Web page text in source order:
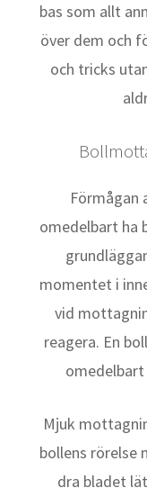
bas som allt
över dem och
och tricks
Förmågan
omedelbart ha
momentet i
vid
reagera. En
Mjuk
bollens
dra bladet